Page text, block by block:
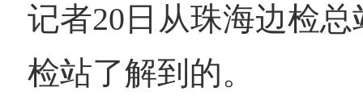
记者20日从珠海边检
检站了解到的。